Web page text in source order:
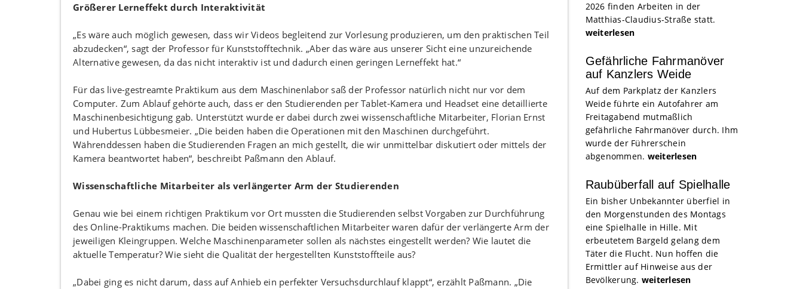
Größerer Lerneffekt durch Interaktivität
„Es wäre auch möglich gewesen, dass wir Videos begleitend zur Vorlesung produzieren, um den praktischen Teil
abzudecken“, sagt der Professor für Kunststofftechnik. „Aber das wäre aus unserer Sicht eine unzureichende
Alternative gewesen, da das nicht interaktiv ist und dadurch einen geringen Lerneffekt hat.“
Für das live-gestreamte Praktikum aus dem Maschinenlabor saß der Professor natürlich nicht nur vor dem
Computer. Zum Ablauf gehörte auch, dass er den Studierenden per Tablet-Kamera und Headset eine detaillierte
Maschinenbesichtigung gab. Unterstützt wurde er dabei durch zwei wissenschaftliche Mitarbeiter, Florian Ernst
und Hubertus Lübbesmeier. „Die beiden haben die Operationen mit den Maschinen durchgeführt.
Währenddessen haben die Studierenden Fragen an mich gestellt, die wir unmittelbar diskutiert oder mittels der
Kamera beantwortet haben“, beschreibt Paßmann den Ablauf.
Wissenschaftliche Mitarbeiter als verlängerter Arm der Studierenden
Genau wie bei einem richtigen Praktikum vor Ort mussten die Studierenden selbst Vorgaben zur Durchführung
des Online-Praktikums machen. Die beiden wissenschaftlichen Mitarbeiter waren dafür der verlängerte Arm der
jeweiligen Kleingruppen. Welche Maschinenparameter sollen als nächstes eingestellt werden? Wie lautet die
aktuelle Temperatur? Wie sieht die Qualität der hergestellten Kunststoffteile aus?
„Dabei ging es nicht darum, dass auf Anhieb ein perfekter Versuchsdurchlauf klappt“, erzählt Paßmann. „Die
2026 finden Arbeiten in der
Matthias-Claudius-Straße statt.
weiterlesen
Gefährliche Fahrmanöver
auf Kanzlers Weide
Auf dem Parkplatz der Kanzlers
Weide führte ein Autofahrer am
Freitagabend mutmaßlich
gefährliche Fahrmanöver durch. Ihm
wurde der Führerschein
abgenommen. weiterlesen
Raubüberfall auf Spielhalle
Ein bisher Unbekannter überfiel in
den Morgenstunden des Montags
eine Spielhalle in Hille. Mit
erbeutetem Bargeld gelang dem
Täter die Flucht. Nun hoffen die
Ermittler auf Hinweise aus der
Bevölkerung. weiterlesen